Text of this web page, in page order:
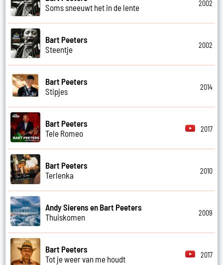
Soms sneeuwt het in de lente
2002
Bart Peeters
Steentje
2002
Bart Peeters
Stipjes
2014
Bart Peeters
Tele Romeo
2017
Bart Peeters
Terlenka
2010
Andy Sierens en Bart Peeters
Thuiskomen
2009
Bart Peeters
Tot je weer van me houdt
2017